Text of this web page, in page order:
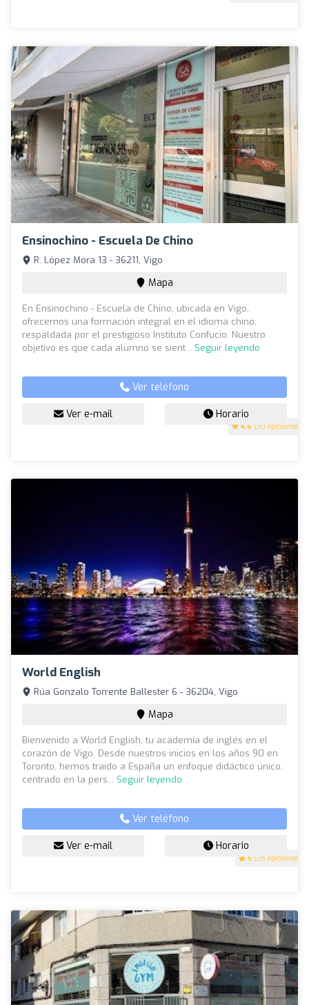
Ensinochino - Escuela De Chino
4.6 (30 opiniones)
R. López Mora 13 - 36211, Vigo
Mapa
En Ensinochino - Escuela de Chino, ubicada en Vigo,
ofrecemos una formación integral en el idioma chino,
respaldada por el prestigioso Instituto Confucio. Nuestro
objetivo es que cada alumno se sient... Seguir leyendo
Ver teléfono
Ver e-mail Horario
World English
5 (26 opiniones)
Rúa Gonzalo Torrente Ballester 6 - 36204, Vigo
Mapa
Bienvenido a World English, tu academía de inglés en el
corazón de Vigo. Desde nuestros inicios en los años 90 en
Toronto, hemos traído a España un enfoque didáctico único,
centrado en la pers... Seguir leyendo
Ver teléfono
Ver e-mail Horario